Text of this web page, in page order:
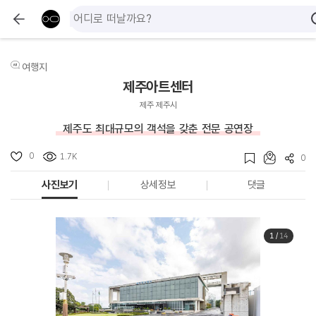
여행지
제주아트센터
제주 제주시
제주도 최대규모의 객석을 갖춘 전문 공연장
0 1.7K 0
사진보기 상세정보 댓글
1/ 14